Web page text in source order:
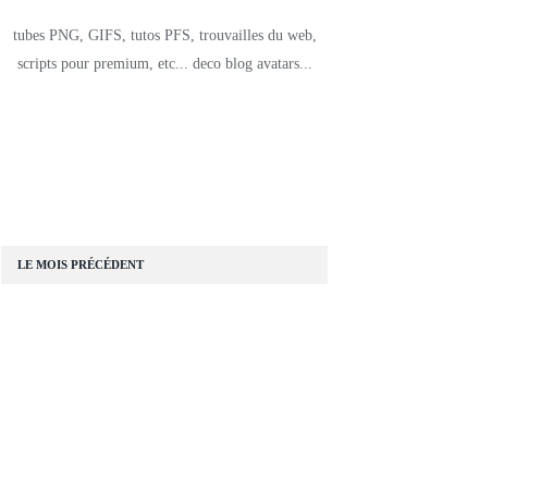
LE MOIS PRÉCÉDENT
tubes PNG, GIFS, tutos PFS, trouvailles du web,
scripts pour premium, etc... deco blog avatars...